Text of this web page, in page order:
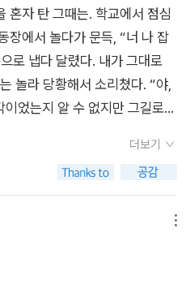
겼다.” 지난날 중요했던 책들
, 당연하던 것들은 질문이 되어
를 자처하는 고닉은 과거에 받
와 재회하며 새로운 삶을 시작
명을 완수해가는 기쁨을 증언
기억들을 가져다준다. 자신의
전히 그녀에게 어려운 주제다.
를 내며 엄마와 걸었던 길들을
로는 엄마와. 그녀는 기
마에게 청해 듣는다. “엄마 그
를 생각하며 듣고 있을 것이다.
순간에 우리 인생도 하나의 이
애착』 93p)” 그렇게 자신을 바
. 사람들의 잘못을 똑 부러지
았던, “엄마가 원판이면 그녀
가고 번화가에 다니면서 한 달,
어들었다. 대학에 입학 한 후
시골에 가는 일은 많지 않았
도시』에서 들려주는 도시의
풍부한 이야기는 무척 흥미롭다.
놓치지 않고 주의 깊게 귀를
탁월함이 있기에 가능하다. 자
소중하게 기록한다. 어떤 마음이
호기심이 아닌 애정이라는 거
듣기 충분하다. 그냥 고닉은
사람들과의 사귐과 관계를 소
혼자 탄 그때는. 학교에서 점심
장에서 놀다가 문득, “너 나 잡
로 냅다 달렸다. 내가 그대로
놀라 당황해서 소리쳤다. “야,
었는지 알 수 없지만 그길로
갈수록 내 심장도 더 빠르게 뛰
은 그렇게 서울의 도심으로
고 자라 쭉 이 도시에 살고 있
았으면서도 마치 큰 도시에
럼 꽤 긴 시간 동안 뉴욕을 그
더보기